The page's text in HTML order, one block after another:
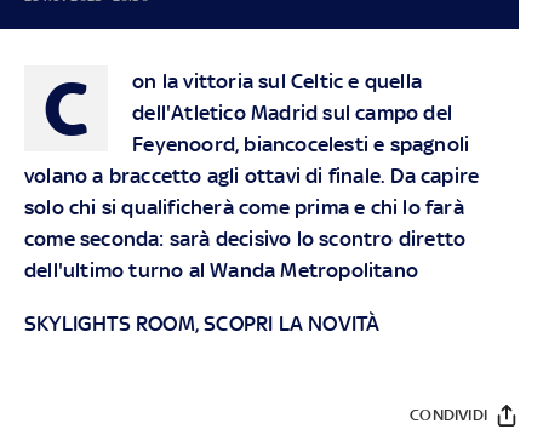
C
on la vittoria sul Celtic e quella
dell'Atletico Madrid sul campo del
Feyenoord, biancocelesti e spagnoli
volano a braccetto agli ottavi di finale. Da capire
solo chi si qualificherà come prima e chi lo farà
come seconda: sarà decisivo lo scontro diretto
dell'ultimo turno al Wanda Metropolitano
SKYLIGHTS ROOM, SCOPRI LA NOVITÀ
CONDIVIDI